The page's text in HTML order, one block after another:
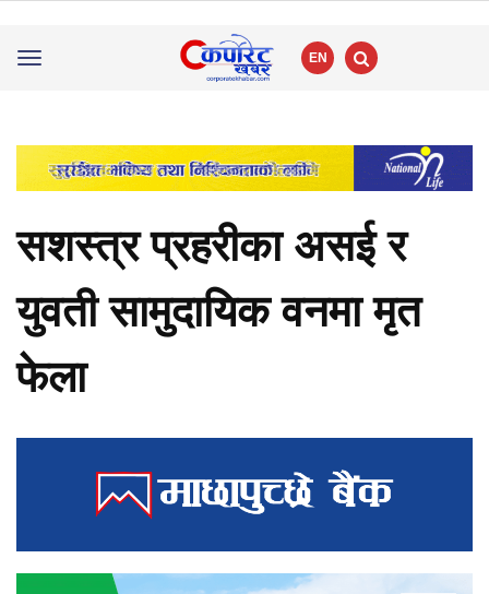
Toggle
EN
सशस्त्र प्रहरीका असई र
युवती सामुदायिक वनमा मृत
फेला